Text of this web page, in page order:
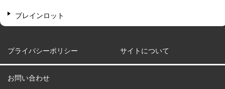
ブレインロット
プライバシーポリシー サイトについて
お問い合わせ